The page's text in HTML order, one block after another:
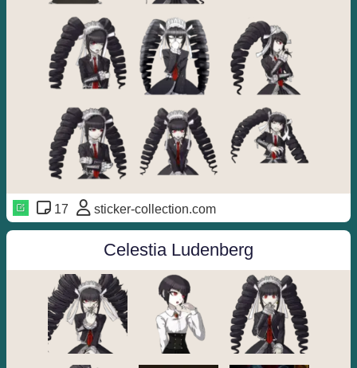
17 sticker-collection.com
Celestia Ludenberg